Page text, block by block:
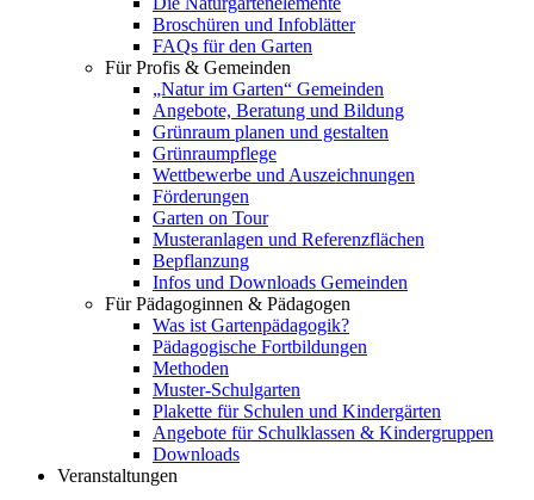
Broschüren und Infoblätter
FAQs für den Garten
Für Profis & Gemeinden
„Natur im Garten“ Gemeinden
Angebote, Beratung und Bildung
Grünraum planen und gestalten
Grünraumpflege
Wettbewerbe und Auszeichnungen
Förderungen
Garten on Tour
Musteranlagen und Referenzflächen
Bepflanzung
Infos und Downloads Gemeinden
Für Pädagoginnen & Pädagogen
Was ist Gartenpädagogik?
Pädagogische Fortbildungen
Methoden
Muster-Schulgarten
Plakette für Schulen und Kindergärten
Angebote für Schulklassen & Kindergruppen
Downloads
Veranstaltungen